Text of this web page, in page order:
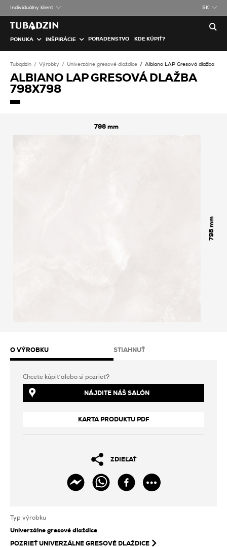
Individuálny klient SK
PONUKA INŠPIRÁCIE PORADENSTVO KDE KÚPIŤ?
Tubądzin Výrobky Univerzálne gresové dlaždice Albiano LAP Gresová dlažba
ALBIANO LAP GRESOVÁ DLAŽBA
798X798
798
798
O VÝROBKU STIAHNUŤ
Chcete kúpiť alebo si pozrieť?
NÁJDITE NÁŠ SALÓN
KARTA PRODUKTU PDF
ZDIEĽAŤ
Typ výrobku
Univerzálne gresové dlaždice
POZRIEŤUNIVERZÁLNE GRESOVÉ DLAŽDICE